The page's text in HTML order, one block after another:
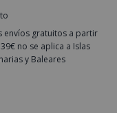
envíos gratuitos a partir
no se aplica a Islas
y Baleares